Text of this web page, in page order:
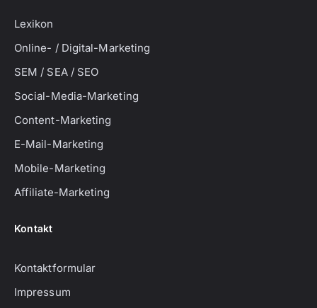
Lexikon
Online- / Digital-Marketing
SEM / SEA / SEO
Social-Media-Marketing
Content-Marketing
E-Mail-Marketing
Mobile-Marketing
Affiliate-Marketing
Kontakt
Kontaktformular
Impressum